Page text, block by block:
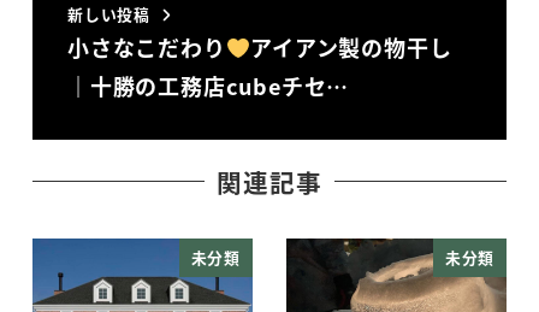
新しい投稿
小さなこだわり
アイアン製の物干し
｜十勝の工務店cubeチセ…
関連記事
未分類 未分類